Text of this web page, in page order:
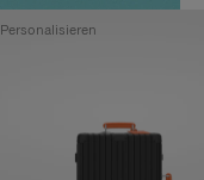
Personalisieren